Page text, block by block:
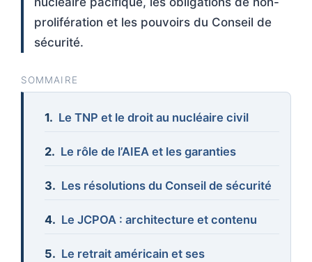
prolifération et les pouvoirs du Conseil de
sécurité.
SOMMAIRE
Le TNP et le droit au nucléaire civil
Le rôle de l’AIEA et les garanties
Les résolutions du Conseil de sécurité
Le JCPOA : architecture et contenu
Le retrait américain et ses